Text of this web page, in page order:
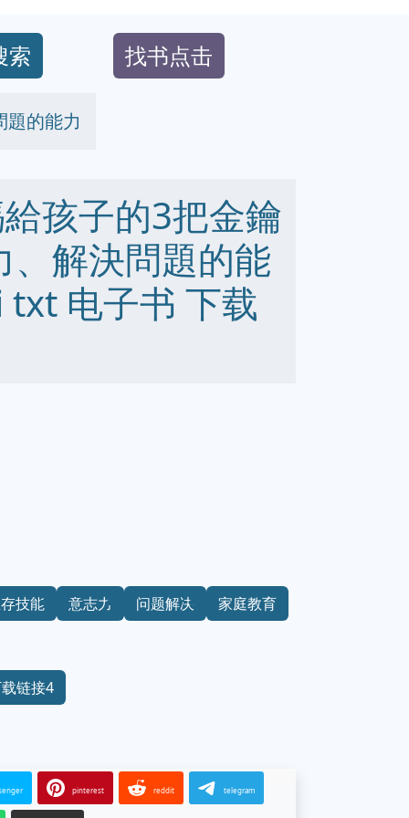
索 找书点击
題的能力
孩子的3把金鑰
、解決問題的能
电子书 下载
技能 意志力 问题解决 家庭教育
链接4
pinterest reddit telegram